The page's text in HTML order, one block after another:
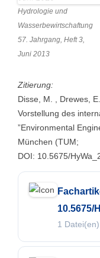
Hydrologie und
Wasserbewirtschaftung
57. Jahrgang, Heft 3,
Juni 2013
Zitierung:
Disse, M. , Drewes,
Vorstellung des
”Environmental
München (TUM;
DOI: 10.5675/
10.5675/
1 Datei(en)